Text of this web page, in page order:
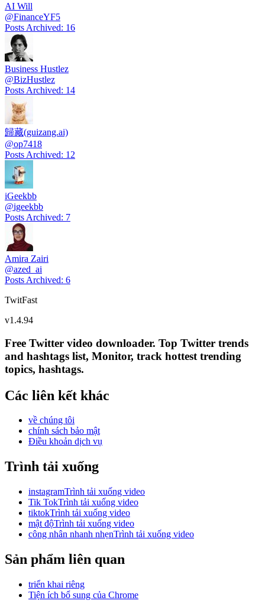
AI Will
@FinanceYF5
Posts Archived: 16
Business Hustlez
@BizHustlez
Posts Archived: 14
歸藏(guizang.ai)
@op7418
Posts Archived: 12
iGeekbb
@igeekbb
Posts Archived: 7
Amira Zairi
@azed_ai
Posts Archived: 6
TwitFast
v1.4.94
Free Twitter video downloader. Top Twitter trends
and hashtags list, Monitor, track hottest trending
topics, hashtags.
Các liên kết khác
về chúng tôi
chính sách bảo mật
Điều khoản dịch vụ
Trình tải xuống
instagramTrình tải xuống video
Tik TokTrình tải xuống video
tiktokTrình tải xuống video
mật độTrình tải xuống video
công nhân nhanh nhẹnTrình tải xuống video
Sản phẩm liên quan
triển khai riêng
Tiện ích bổ sung của Chrome